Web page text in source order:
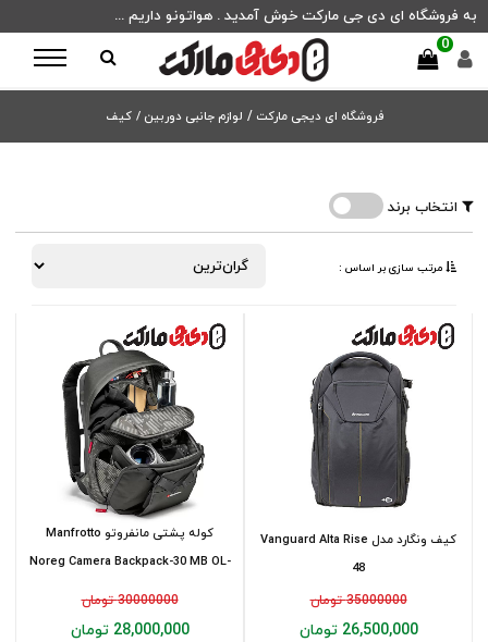
به فروشگاه ای دی جی مارکت خوش آمدید . هواتونو داریم ...
0
فروشگاه ای دیجی مارکت/ لوازم جانبی دوربین / کیف
انتخاب برند
مرتب ‌سازی بر اساس :
کوله پشتی مانفروتو Manfrotto
Noreg Camera Backpack-30 MB OL-
30000000 تومان
28,000,000 تومان
کیف ونگارد مدل Vanguard Alta Rise
48
35000000 تومان
26,500,000 تومان